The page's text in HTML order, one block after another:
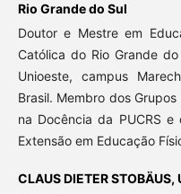
Rio Grande do Sul
Doutor e Mestre em
Católica do Rio Grande
Unioeste, campus
Brasil. Membro dos
na Docência da PUCRS
Extensão em Educação
CLAUS DIETER STOBÄUS,